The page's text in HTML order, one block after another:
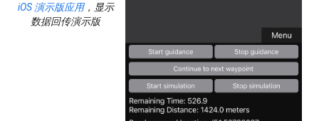
iOS 演示版应用，显示
数据回传演示版